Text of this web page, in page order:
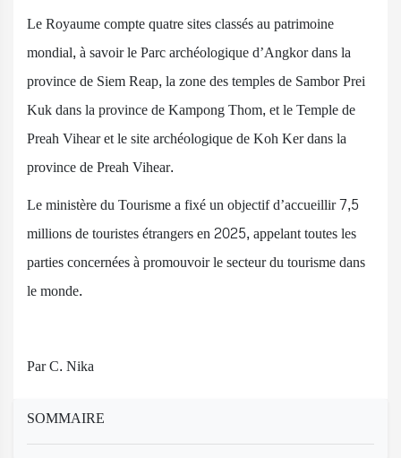
Le Royaume compte quatre sites classés au patrimoine
mondial, à savoir le Parc archéologique d’Angkor dans la
province de Siem Reap, la zone des temples de Sambor Prei
Kuk dans la province de Kampong Thom, et le Temple de
Preah Vihear et le site archéologique de Koh Ker dans la
province de Preah Vihear.
Le ministère du Tourisme a fixé un objectif d’accueillir 7,5
millions de touristes étrangers en 2025, appelant toutes les
parties concernées à promouvoir le secteur du tourisme dans
le monde.
Par C. Nika
SOMMAIRE